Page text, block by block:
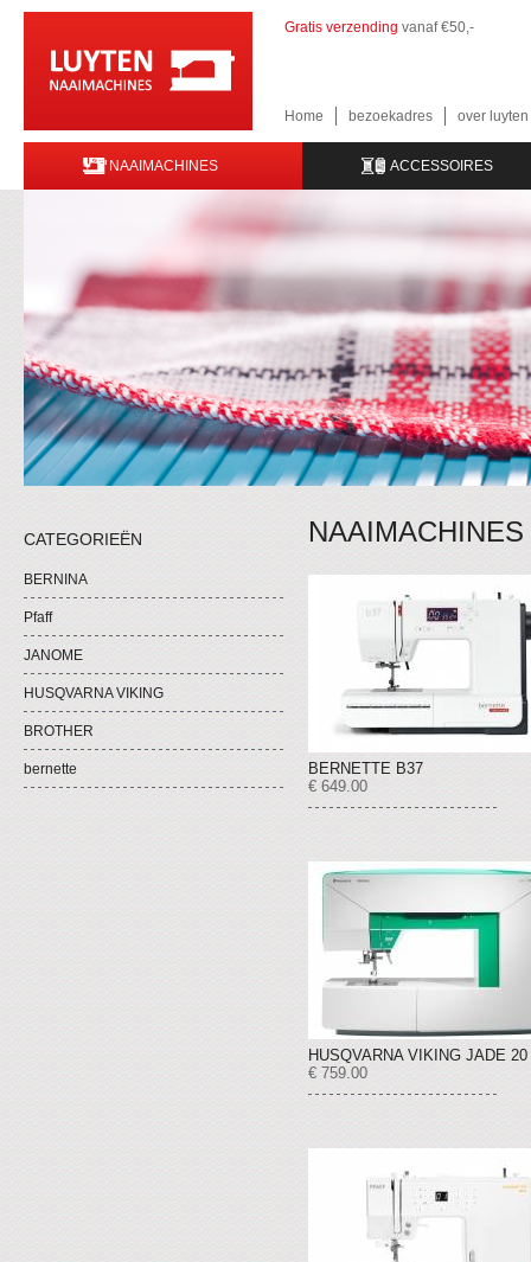
Gratis verzending vanaf €50,-
Home bezoekadres over
NAAIMACHINES ACCESSOIRES
CATEGORIEËN
BERNINA
Pfaff
JANOME
HUSQVARNA VIKING
BROTHER
bernette
NAAIMACHINES
BERNETTE B37
€ 649.00
HUSQVARNA VIKING JADE 20
€ 759.00